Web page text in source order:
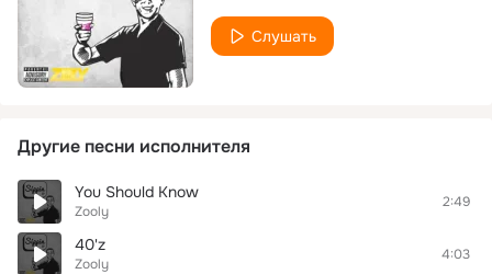
Слушать
Другие песни исполнителя
You Should Know
Zooly
2:49
40'z
Zooly
4:03